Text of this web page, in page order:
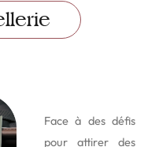
Face à des défis
pour attirer des